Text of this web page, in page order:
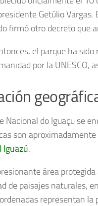
Getúlio
firmó otro decreto que
el parque ha
por la UNESCO,
Nacional do Iguaçu se
son
Iguazú.
área
de paisajes naturales,
representan